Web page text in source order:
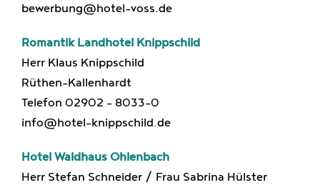
bewerbung@hotel-voss.de
Romantik Landhotel Knippschild
Herr Klaus Knippschild
Rüthen-Kallenhardt
Telefon 02902 – 8033-0
info@hotel-knippschild.de
Hotel Waldhaus Ohlenbach
Herr Stefan Schneider / Frau Sabrina Hülster